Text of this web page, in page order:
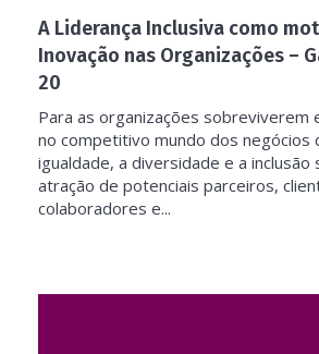
A Liderança Inclusiva como
Inovação nas Organizações –
20
Para as organizações sobreviverem
no competitivo mundo dos negócios
igualdade, a diversidade e a
atração de potenciais parceiros,
colaboradores e...